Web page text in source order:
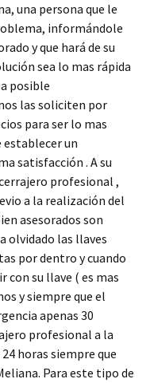
una persona que le
informándole
y que hará de su
sea lo mas rápida
posible
las soliciten por
para ser lo mas
un
satisfacción . A su
profesional ,
a la realización del
asesorados son
olvidado las llaves
por dentro y cuando
con su llave ( es mas
y siempre que el
apenas 30
profesional a la
horas siempre que
Para este tipo de